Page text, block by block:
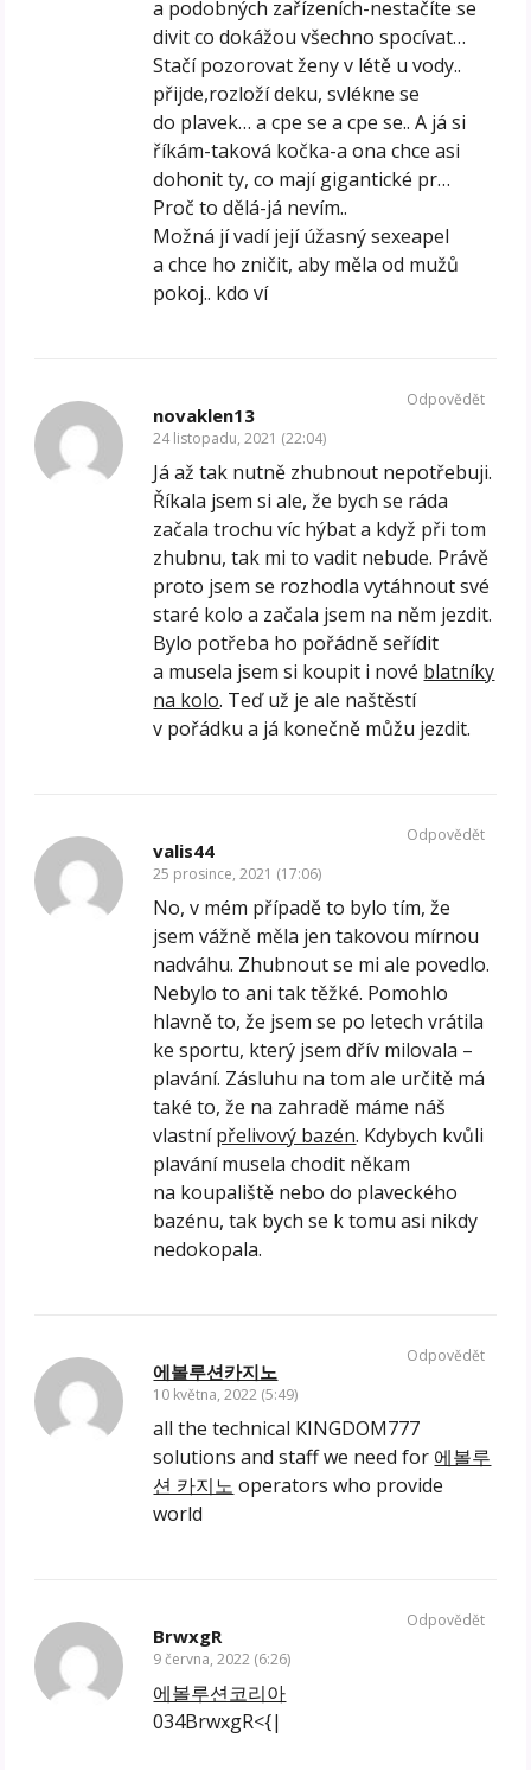
a podobných zařízeních-nestačíte se
divit co dokážou všechno spocívat…
Stačí pozorovat ženy v létě u vody..
přijde,rozloží deku, svlékne se
do plavek… a cpe se a cpe se.. A já si
říkám-taková kočka-a ona chce asi
dohonit ty, co mají gigantické pr…
Proč to dělá-já nevím..
Možná jí vadí její úžasný sexeapel
a chce ho zničit, aby měla od mužů
pokoj.. kdo ví
novaklen13
24 listopadu, 2021 (22:04)
Já až tak nutně zhubnout nepotřebuji.
Říkala jsem si ale, že bych se ráda
začala trochu víc hýbat a když při tom
zhubnu, tak mi to vadit nebude. Právě
proto jsem se rozhodla vytáhnout své
staré kolo a začala jsem na něm jezdit.
Bylo potřeba ho pořádně seřídit
a musela jsem si koupit i nové blatníky
na kolo. Teď už je ale naštěstí
v pořádku a já konečně můžu jezdit.
Odpovědět
valis44
25 prosince, 2021 (17:06)
No, v mém případě to bylo tím, že
jsem vážně měla jen takovou mírnou
nadváhu. Zhubnout se mi ale povedlo.
Nebylo to ani tak těžké. Pomohlo
hlavně to, že jsem se po letech vrátila
ke sportu, který jsem dřív milovala –
plavání. Zásluhu na tom ale určitě má
také to, že na zahradě máme náš
vlastnípřelivový bazén. Kdybych kvůli
plavání musela chodit někam
na koupaliště nebo do plaveckého
bazénu, tak bych se k tomu asi nikdy
nedokopala.
Odpovědět
에볼루션카지노
10 května, 2022 (5:49)
all the technical KINGDOM777
solutions and staff we need for 에볼루
션 카지노 operators who provide
world
Odpovědět
BrwxgR
9 června, 2022 (6:26)
에볼루션코리아
034BrwxgR<{|
Odpovědět